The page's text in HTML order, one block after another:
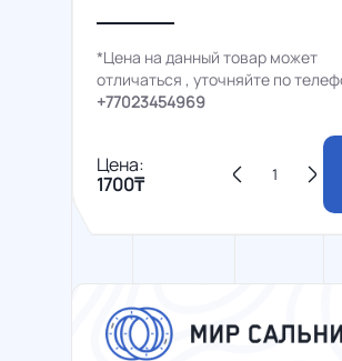
*Цена на данный товар может
отличаться , уточняйте по
+77023454969
Цена:
1700₸